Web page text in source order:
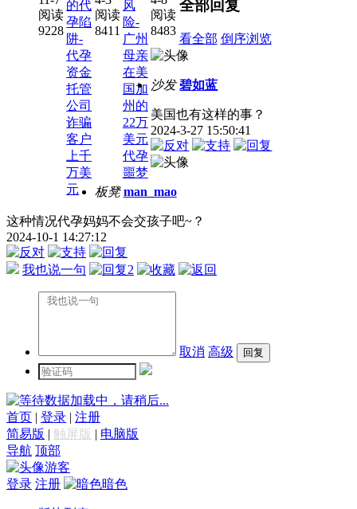
阅读
9228
的代
孕陷
阱-
代孕
资金
托管
公司
诈骗
客户
上千
万美
元
阅读
8411
风
险-
广州
母亲
在美
国加
州的
22万
美元
代孕
噩梦​​
阅读
8483
全部回复
看全部 倒序浏览
沙发 碧如蓝
美国也有这样的事？
2024-3-27 15:50:41
板凳 man_mao
这种情况代孕妈妈不会交孩子吧~？
2024-10-1 14:27:12
我也说一句 2
取消 高级
数据加载中，请稍后...
首页 | 登录 | 注册
简易版 | 触屏版 | 电脑版
导航 顶部
游客
登录 注册 暗色